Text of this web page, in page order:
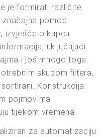
je formirati različite
pomoć
izvješće o kupcu
uključujući
i još mnogo toga.
skupom filtera,
Konstrukcija
pojmovima i
tijekom vremena.
za automatizaciju